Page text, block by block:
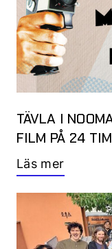
TÄVLA I
FILM PÅ 24
Läs mer